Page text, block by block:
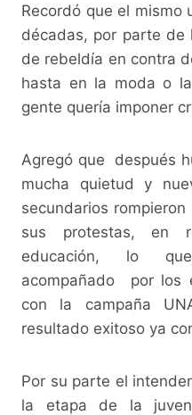
Recordó que el mismo
décadas, por parte
de rebeldía en contra
hasta en la moda o
gente quería imponer
Agregó que después
mucha quietud y
secundarios
sus protestas, en
educación, lo
acompañado por los
con la campaña
resultado exitoso ya
Por su parte el
la etapa de la